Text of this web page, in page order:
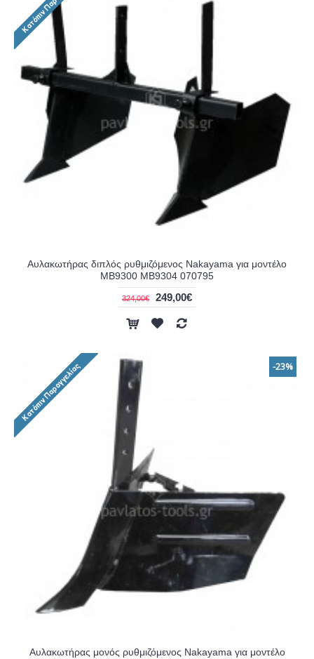
Αυλακωτήρας διπλός ρυθμιζόμενος Nakayama για μοντέλο
MB9300 MB9304 070795
324,00€ 249,00€
-23%
Αυλακωτήρας μονός ρυθμιζόμενος Nakayama για μοντέλο